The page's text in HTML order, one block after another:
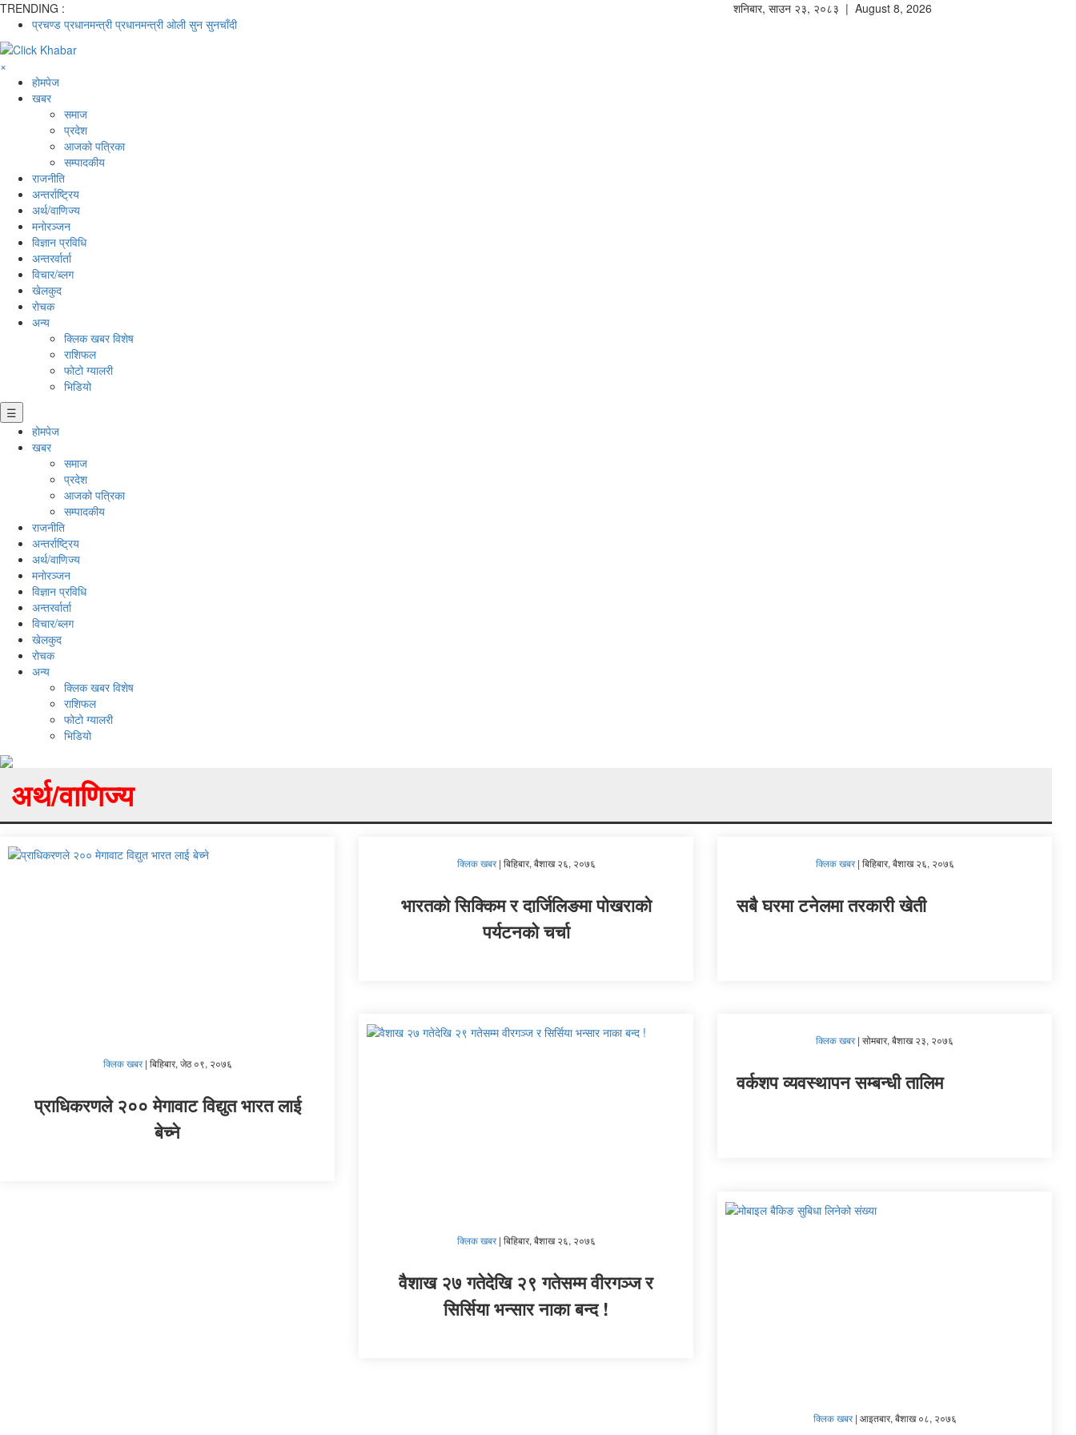
TRENDING :
प्रचण्ड प्रधानमन्त्री प्रधानमन्त्री ओली सुन सुनचाँदी
शनिबार, साउन २३, २०८३ | August 8, 2026
×
होमपेज
खबर
समाज
प्रदेश
आजको पत्रिका
सम्पादकीय
राजनीति
अन्तर्राष्ट्रिय
अर्थ/वाणिज्य
मनाेरञ्जन
विज्ञान प्रविधि
अन्तरर्वार्ता
विचार/ब्लग
खेलकुद
रोचक
अन्य
क्लिक खबर विशेष
राशिफल
फोटो ग्यालरी
भिडियो
☰
होमपेज
खबर
समाज
प्रदेश
आजको पत्रिका
सम्पादकीय
राजनीति
अन्तर्राष्ट्रिय
अर्थ/वाणिज्य
मनाेरञ्जन
विज्ञान प्रविधि
अन्तरर्वार्ता
विचार/ब्लग
खेलकुद
रोचक
अन्य
क्लिक खबर विशेष
राशिफल
फोटो ग्यालरी
भिडियो
अर्थ/वाणिज्य
क्लिक खबर| बिहिबार, जेठ ०९, २०७६
प्राधिकरणले २०० मेगावाट विद्युत भारत लाई
बेच्ने
क्लिक खबर| बिहिबार, बैशाख २६, २०७६
भारतको सिक्किम र दार्जिलिङमा पोखराको
पर्यटनको चर्चा
क्लिक खबर| बिहिबार, बैशाख २६, २०७६
सबै घरमा टनेलमा तरकारी खेती
क्लिक खबर| बिहिबार, बैशाख २६, २०७६
वैशाख २७ गतेदेखि २९ गतेसम्म वीरगञ्ज र
सिर्सिया भन्सार नाका बन्द !
क्लिक खबर| सोमबार, बैशाख २३, २०७६
वर्कशप व्यवस्थापन सम्बन्धी तालिम
क्लिक खबर| आइतबार, बैशाख ०८, २०७६